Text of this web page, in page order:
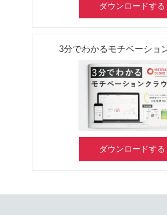
ダウンロードする
3分でわかるモチベーショ
ダウンロードする